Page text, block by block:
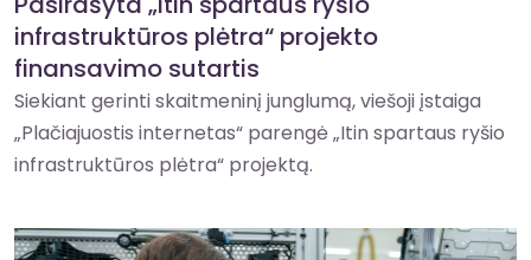
infrastruktūros plėtra“ projekto
finansavimo sutartis
Siekiant gerinti skaitmeninį junglumą, viešoji įstaiga
„Plačiajuostis internetas“ parengė „Itin spartaus ryšio
infrastruktūros plėtra“ projektą.